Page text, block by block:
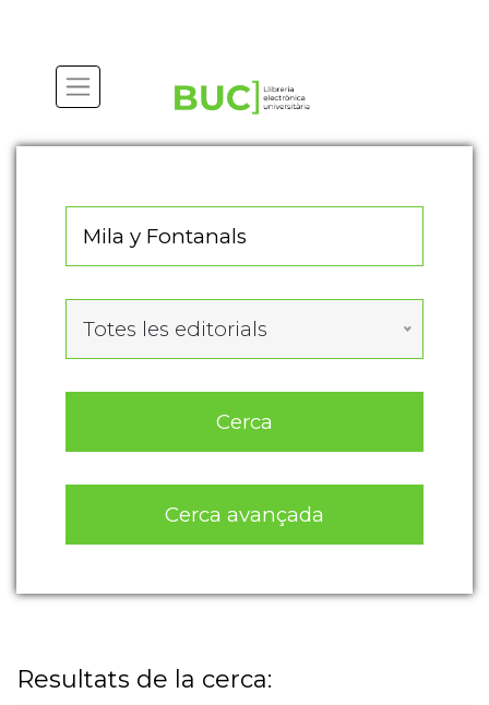
Totes les editorials
Cerca
Cerca avançada
Resultats de la cerca: